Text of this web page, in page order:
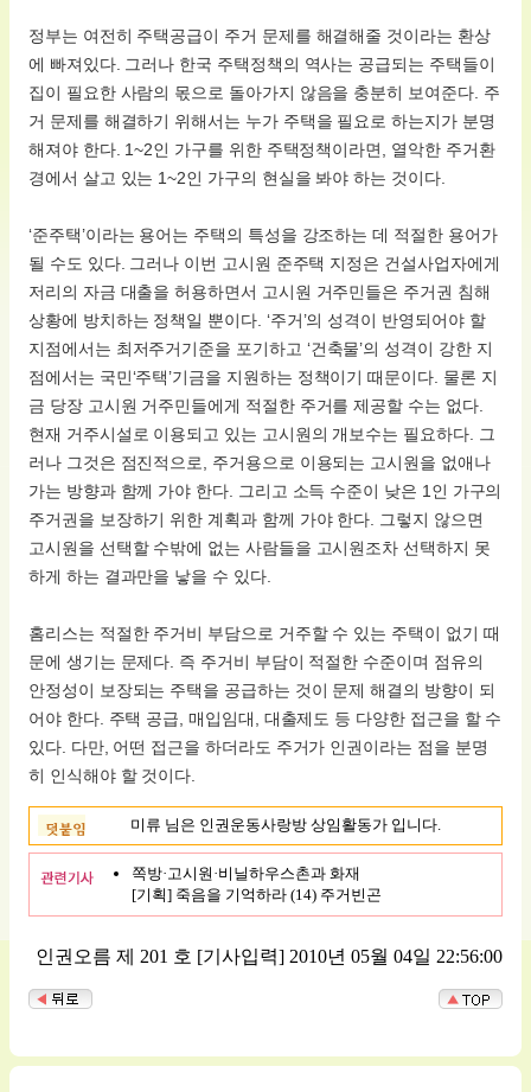
정부는 여전히 주택공급이 주거 문제를 해결해줄 것이라는 환상
에 빠져있다. 그러나 한국 주택정책의 역사는 공급되는 주택들이
집이 필요한 사람의 몫으로 돌아가지 않음을 충분히 보여준다. 주
거 문제를 해결하기 위해서는 누가 주택을 필요로 하는지가 분명
해져야 한다. 1~2인 가구를 위한 주택정책이라면, 열악한 주거환
경에서 살고 있는 1~2인 가구의 현실을 봐야 하는 것이다.
‘준주택’이라는 용어는 주택의 특성을 강조하는 데 적절한 용어가
될 수도 있다. 그러나 이번 고시원 준주택 지정은 건설사업자에게
저리의 자금 대출을 허용하면서 고시원 거주민들은 주거권 침해
상황에 방치하는 정책일 뿐이다. ‘주거’의 성격이 반영되어야 할
지점에서는 최저주거기준을 포기하고 ‘건축물’의 성격이 강한 지
점에서는 국민‘주택’기금을 지원하는 정책이기 때문이다. 물론 지
금 당장 고시원 거주민들에게 적절한 주거를 제공할 수는 없다.
현재 거주시설로 이용되고 있는 고시원의 개보수는 필요하다. 그
러나 그것은 점진적으로, 주거용으로 이용되는 고시원을 없애나
가는 방향과 함께 가야 한다. 그리고 소득 수준이 낮은 1인 가구의
주거권을 보장하기 위한 계획과 함께 가야 한다. 그렇지 않으면
고시원을 선택할 수밖에 없는 사람들을 고시원조차 선택하지 못
하게 하는 결과만을 낳을 수 있다.
홈리스는 적절한 주거비 부담으로 거주할 수 있는 주택이 없기 때
문에 생기는 문제다. 즉 주거비 부담이 적절한 수준이며 점유의
안정성이 보장되는 주택을 공급하는 것이 문제 해결의 방향이 되
어야 한다. 주택 공급, 매입임대, 대출제도 등 다양한 접근을 할 수
있다. 다만, 어떤 접근을 하더라도 주거가 인권이라는 점을 분명
히 인식해야 할 것이다.
미류 님은 인권운동사랑방 상임활동가 입니다.
쪽방·고시원·비닐하우스촌과 화재
[기획] 죽음을 기억하라 (14) 주거빈곤
인권오름 제 201 호 [기사입력] 2010년 05월 04일 22:56:00